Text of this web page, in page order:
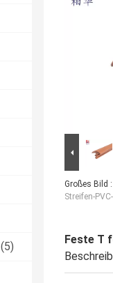
(5)
Großes Bild :
Streifen-
Feste T